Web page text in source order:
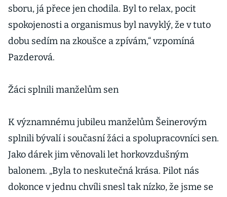
sboru, já přece jen chodila. Byl to relax, pocit
spokojenosti a organismus byl navyklý, že v tuto
dobu sedím na zkoušce a zpívám,“ vzpomíná
Pazderová.
Žáci splnili manželům sen
K významnému jubileu manželům Šeinerovým
splnili bývalí i současní žáci a spolupracovníci sen.
Jako dárek jim věnovali let horkovzdušným
balonem. „Byla to neskutečná krása. Pilot nás
dokonce v jednu chvíli snesl tak nízko, že jsme se